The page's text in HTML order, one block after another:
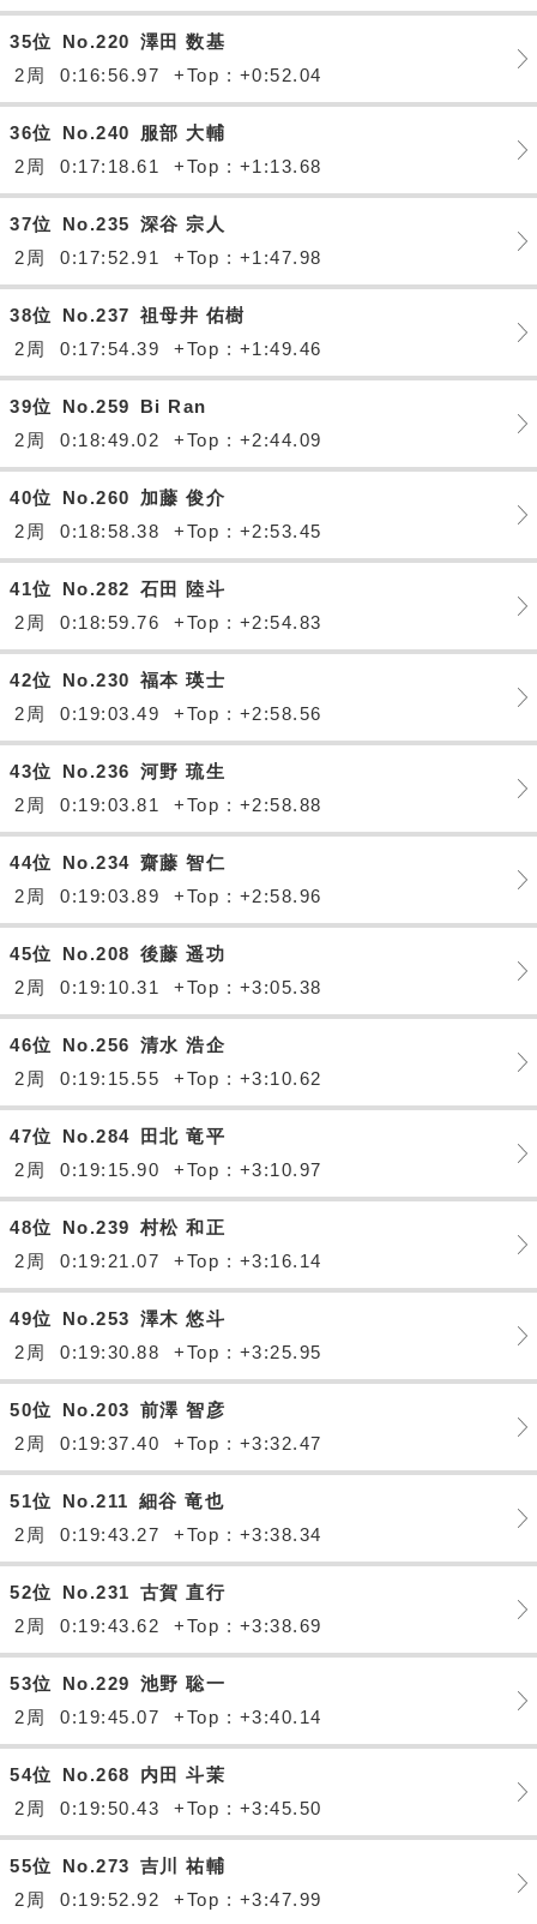
35位 No.220 澤田 数基
2周
0:16:56.97 +Top : +0:52.04
36位 No.240
服部 大輔
2周
0:17:18.61 +Top : +1:13.68
37位 No.235 深谷 宗人
2周
0:17:52.91 +Top : +1:47.98
38位 No.237 祖母井 佑樹
2周
0:17:54.39 +Top : +1:49.46
39位 No.259
Bi Ran
2周
0:18:49.02 +Top : +2:44.09
40位 No.260
加藤 俊介
2周
0:18:58.38 +Top : +2:53.45
41位 No.282 石田 陸斗
2周
0:18:59.76 +Top : +2:54.83
42位 No.230 福本 瑛士
2周
0:19:03.49 +Top : +2:58.56
43位 No.236 河野 琉生
2周
0:19:03.81 +Top : +2:58.88
44位 No.234 齋藤 智仁
2周
0:19:03.89 +Top : +2:58.96
45位 No.208 後藤 遥功
2周
0:19:10.31 +Top : +3:05.38
46位 No.256 清水 浩企
2周
0:19:15.55 +Top : +3:10.62
47位 No.284
田北 竜平
2周
0:19:15.90 +Top : +3:10.97
48位 No.239 村松 和正
2周
0:19:21.07 +Top : +3:16.14
49位 No.253 澤木 悠斗
2周
0:19:30.88 +Top : +3:25.95
50位 No.203 前澤 智彦
2周
0:19:37.40 +Top : +3:32.47
51位 No.211 細谷 竜也
2周
0:19:43.27 +Top : +3:38.34
52位 No.231 古賀 直行
2周
0:19:43.62 +Top : +3:38.69
53位 No.229 池野 聡一
2周
0:19:45.07 +Top : +3:40.14
54位 No.268
内田 斗茉
2周
0:19:50.43 +Top : +3:45.50
55位 No.273 吉川 祐輔
2周
0:19:52.92 +Top : +3:47.99